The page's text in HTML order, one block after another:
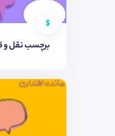
$
برچسب نقل و